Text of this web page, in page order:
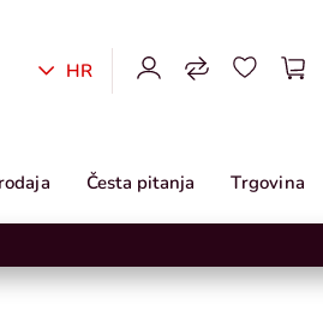
HR
Česta pitanja Trgovina